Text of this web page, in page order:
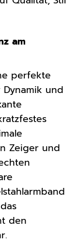
am
perfekte
und
Zeiger und
den